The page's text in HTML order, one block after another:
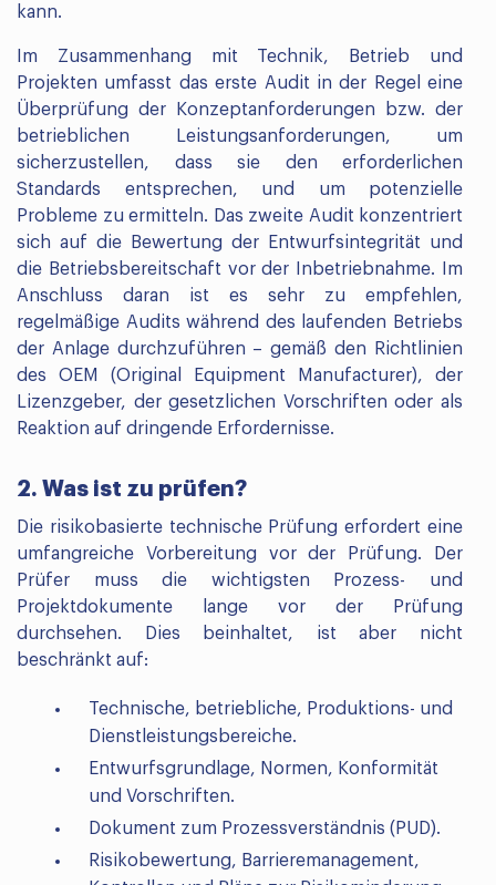
kann.
Im Zusammenhang mit Technik, Betrieb und
Projekten umfasst das erste Audit in der Regel eine
Überprüfung der Konzeptanforderungen bzw. der
betrieblichen Leistungsanforderungen, um
sicherzustellen, dass sie den erforderlichen
Standards entsprechen, und um potenzielle
Probleme zu ermitteln. Das zweite Audit konzentriert
sich auf die Bewertung der Entwurfsintegrität und
die Betriebsbereitschaft vor der Inbetriebnahme. Im
Anschluss daran ist es sehr zu empfehlen,
regelmäßige Audits während des laufenden Betriebs
der Anlage durchzuführen – gemäß den Richtlinien
des OEM (Original Equipment Manufacturer), der
Lizenzgeber, der gesetzlichen Vorschriften oder als
Reaktion auf dringende Erfordernisse.
2. Was ist zu prüfen?
Die risikobasierte technische Prüfung erfordert eine
umfangreiche Vorbereitung vor der Prüfung. Der
Prüfer muss die wichtigsten Prozess- und
Projektdokumente lange vor der Prüfung
durchsehen. Dies beinhaltet, ist aber nicht
beschränkt auf:
Technische, betriebliche, Produktions- und
Dienstleistungsbereiche.
Entwurfsgrundlage, Normen, Konformität
und Vorschriften.
Dokument zum Prozessverständnis (PUD).
Risikobewertung, Barrieremanagement,